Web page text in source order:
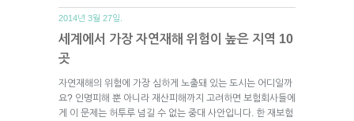
2014년 3월 27일.
세계에서 가장 자연재해 위험이 높은 지역 10
곳
자연재해의 위험에 가장 심하게 노출돼 있는 도시는 어디일까
요? 인명피해 뿐 아니라 재산피해까지 고려하면 보험회사들에
게 이 문제는 허투루 넘길 수 없는 중대 사안입니다. 한 재보험